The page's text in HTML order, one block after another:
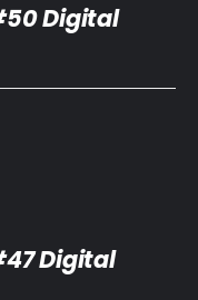
Digital
Digital